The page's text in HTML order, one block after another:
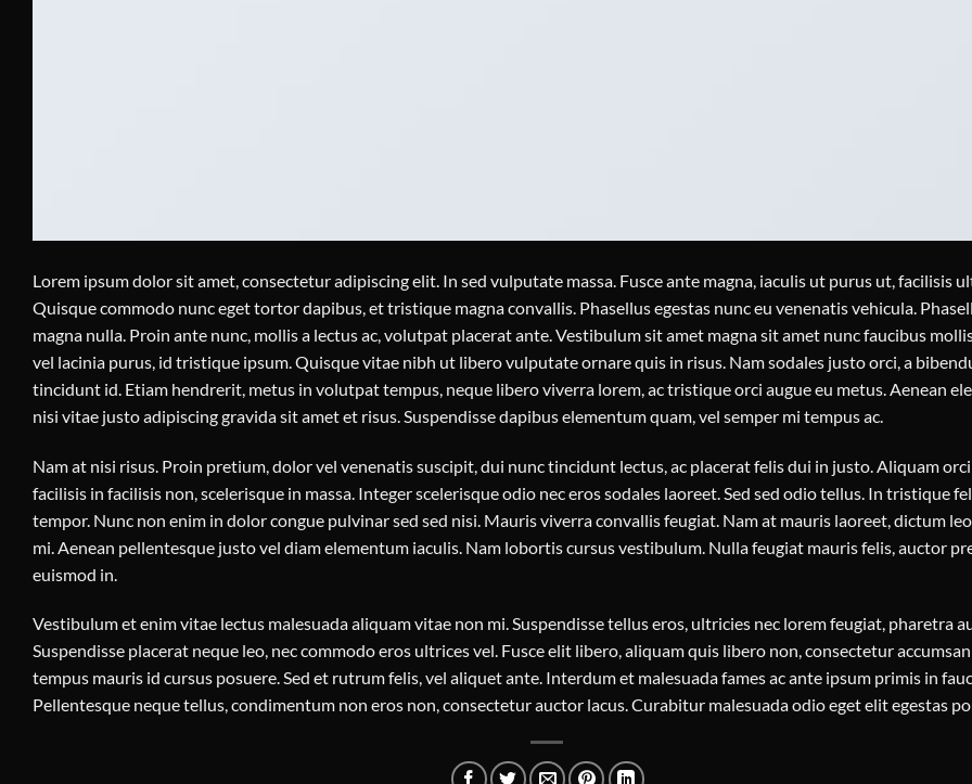
Lorem ipsum dolor sit amet, consectetur adipiscing elit. In sed vulputate massa. Fusce ante magna, iaculis ut purus ut, facilisis
Quisque commodo nunc eget tortor dapibus, et tristique magna convallis. Phasellus egestas nunc eu venenatis vehicula.
magna nulla. Proin ante nunc, mollis a lectus ac, volutpat placerat ante. Vestibulum sit amet magna sit amet nunc faucibus
vel lacinia purus, id tristique ipsum. Quisque vitae nibh ut libero vulputate ornare quis in risus. Nam sodales justo orci, a
tincidunt id. Etiam hendrerit, metus in volutpat tempus, neque libero viverra lorem, ac tristique orci augue eu metus. Aenean
nisi vitae justo adipiscing gravida sit amet et risus. Suspendisse dapibus elementum quam, vel semper mi tempus ac.
Nam at nisi risus. Proin pretium, dolor vel venenatis suscipit, dui nunc tincidunt lectus, ac placerat felis dui in justo. Aliquam orci
facilisis in facilisis non, scelerisque in massa. Integer scelerisque odio nec eros sodales laoreet. Sed sed odio tellus. In tristique
tempor. Nunc non enim in dolor congue pulvinar sed sed nisi. Mauris viverra convallis feugiat. Nam at mauris laoreet, dictum
mi. Aenean pellentesque justo vel diam elementum iaculis. Nam lobortis cursus vestibulum. Nulla feugiat mauris felis, auctor
euismod in.
Vestibulum et enim vitae lectus malesuada aliquam vitae non mi. Suspendisse tellus eros, ultricies nec lorem feugiat, pharetra
Suspendisse placerat neque leo, nec commodo eros ultrices vel. Fusce elit libero, aliquam quis libero non, consectetur
tempus mauris id cursus posuere. Sed et rutrum felis, vel aliquet ante. Interdum et malesuada fames ac ante ipsum primis in
Pellentesque neque tellus, condimentum non eros non, consectetur auctor lacus. Curabitur malesuada odio eget elit egestas